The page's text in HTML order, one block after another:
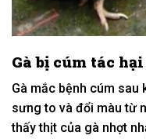
Gà bị cúm tác
Gà mắc bệnh cúm sau
sưng to và đổi màu từ
thấy thịt của gà nhợt